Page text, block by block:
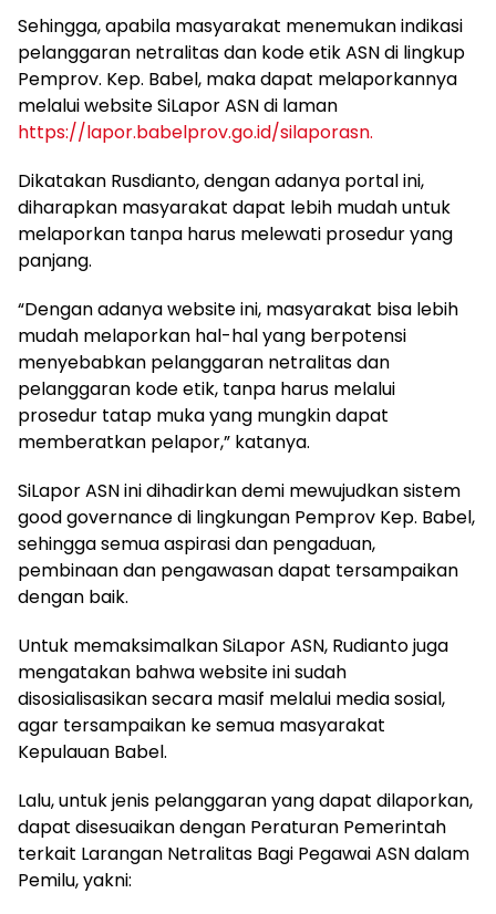
Sehingga, apabila masyarakat menemukan indikasi
pelanggaran netralitas dan kode etik ASN di lingkup
Pemprov. Kep. Babel, maka dapat melaporkannya
melalui website SiLapor ASN di laman
https://lapor.babelprov.go.id/silaporasn.
Dikatakan Rusdianto, dengan adanya portal ini,
diharapkan masyarakat dapat lebih mudah untuk
melaporkan tanpa harus melewati prosedur yang
panjang.
“Dengan adanya website ini, masyarakat bisa lebih
mudah melaporkan hal-hal yang berpotensi
menyebabkan pelanggaran netralitas dan
pelanggaran kode etik, tanpa harus melalui
prosedur tatap muka yang mungkin dapat
memberatkan pelapor,” katanya.
SiLapor ASN ini dihadirkan demi mewujudkan sistem
good governance di lingkungan Pemprov Kep. Babel,
sehingga semua aspirasi dan pengaduan,
pembinaan dan pengawasan dapat tersampaikan
dengan baik.
Untuk memaksimalkan SiLapor ASN, Rudianto juga
mengatakan bahwa website ini sudah
disosialisasikan secara masif melalui media sosial,
agar tersampaikan ke semua masyarakat
Kepulauan Babel.
Lalu, untuk jenis pelanggaran yang dapat dilaporkan,
dapat disesuaikan dengan Peraturan Pemerintah
terkait Larangan Netralitas Bagi Pegawai ASN dalam
Pemilu, yakni: